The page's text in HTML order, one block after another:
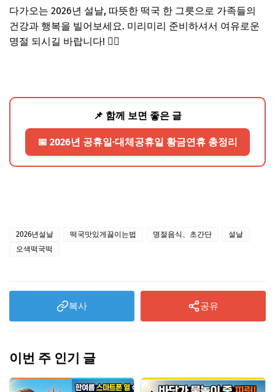
다가오는 2026년 설날, 따뜻한 떡국 한 그릇으로 가족들의
건강과 행복을 빌어보세요. 미리미리 준비하셔서 여유로운
명절 되시길 바랍니다! 🙇‍♀️
📌 함께 보면 좋은 글
📅 2026년 공휴일·대체공휴일 황금연휴 총정리
2026년설날 떡국맛있게끓이는법 명절음식、초간단
설날
오색떡국떡
복사 공유
이번 주 인기 글